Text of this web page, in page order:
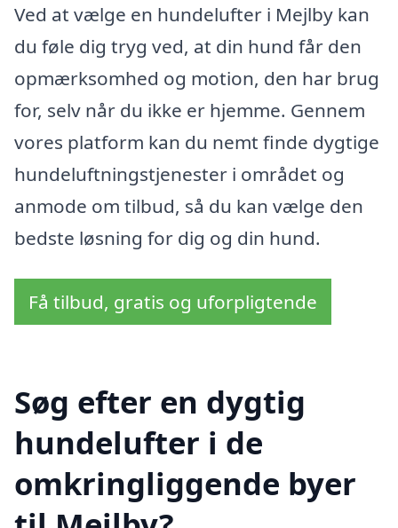
Ved at vælge en hundelufter i Mejlby kan
du føle dig tryg ved, at din hund får den
opmærksomhed og motion, den har brug
for, selv når du ikke er hjemme. Gennem
vores platform kan du nemt finde dygtige
hundeluftningstjenester i området og
anmode om tilbud, så du kan vælge den
bedste løsning for dig og din hund.
Få tilbud, gratis og uforpligtende
Søg efter en dygtig
hundelufter i de
omkringliggende byer